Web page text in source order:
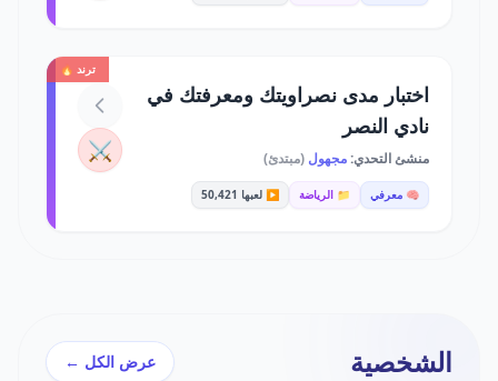
ترند 🔥
اختبار مدى نصراويتك ومعرفتك في
نادي النصر
منشئ التحدي:مجهول (مبتدئ)
🧠 معرفي 📁 الرياضة ▶️ لعبها 50,421
⚔️
الشخصية عرض الكل ←